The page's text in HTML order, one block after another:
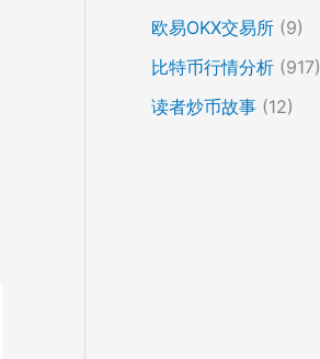
欧易OKX交易所 (9)
比特币行情分析 (917)
读者炒币故事 (12)